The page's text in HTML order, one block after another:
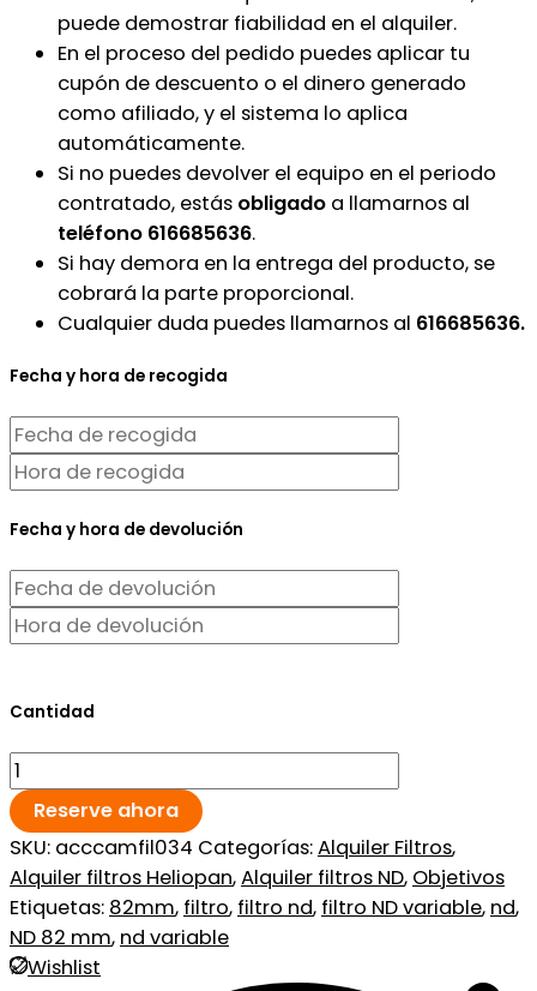
puede demostrar fiabilidad en el alquiler.
En el proceso del pedido puedes aplicar tu
cupón de descuento o el dinero generado
como afiliado, y el sistema lo aplica
automáticamente.
Si no puedes devolver el equipo en el periodo
contratado, estás obligado a llamarnos al
teléfono 616685636.
Si hay demora en la entrega del producto, se
cobrará la parte proporcional.
Cualquier duda puedes llamarnos al 616685636.
Fecha y hora de recogida
Fecha y hora de devolución
Cantidad
Reserve ahora
SKU: acccamfil034 Categorías:Alquiler Filtros,
Alquiler filtros Heliopan,Alquiler filtros ND, Objetivos
Etiquetas: 82mm, filtro, filtro nd, filtro ND variable, nd,
ND 82 mm, nd variable
Wishlist